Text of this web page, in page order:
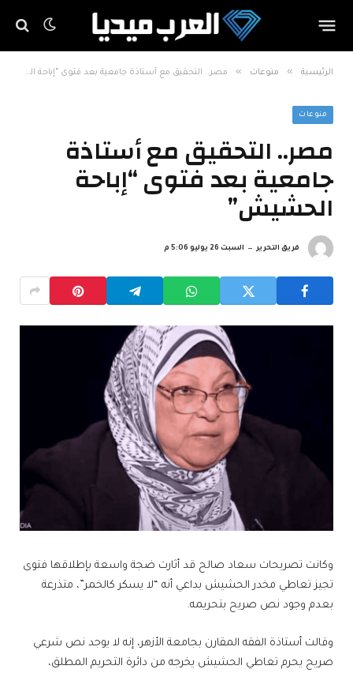
الرئيسية » منوعات » مصر.. التحقيق مع أستاذة جامعية بعد فتوى “إباحة الحشيش”
منوعات
مصر.. التحقيق مع أستاذة
جامعية بعد فتوى “إباحة
الحشيش”
فريق التحرير السبت 26 يوليو 5:06 م
وكانت تصريحات سعاد صالح قد أثارت ضجة واسعة بإطلاقها فتوى
تجيز تعاطي مخدر الحشيش بداعي أنه “لا يسكر كالخمر”، متذرعة
بعدم وجود نص صريح بتحريمه.
وقالت أستاذة الفقه المقارن بجامعة الأزهر، إنه لا يوجد نص شرعي
صريح يحرم تعاطي الحشيش يخرجه من دائرة التحريم المطلق،